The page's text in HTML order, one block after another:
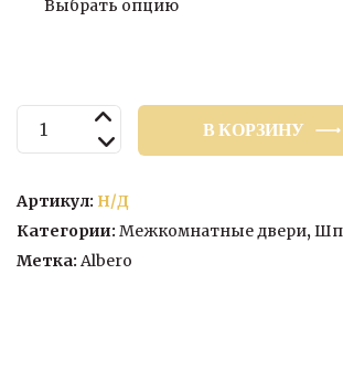
Количество
товара
дверь
Дуб
В КОРЗИНУ
Артикул: Н/Д
Категории: Межкомнатные двери,
Метка: Albero